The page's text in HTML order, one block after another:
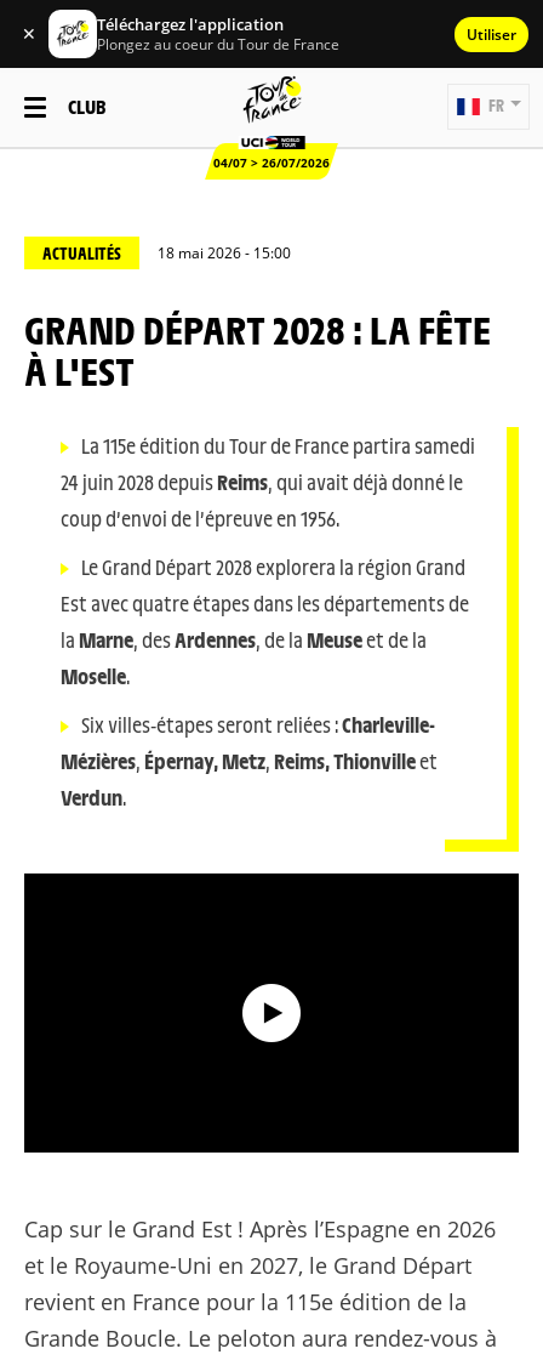
✕ Téléchargez l'application
Plongez au coeur du Tour de France Utiliser
CLUB
04/07 > 26/07/2026
FR
ACTUALITÉS 18 mai 2026 - 15:00
GRAND DÉPART 2028 : LA FÊTE
À L'EST
La 115e édition du Tour de France partira samedi
24 juin 2028 depuisReims, qui avait déjà donné le
coup d’envoi de l’épreuve en 1956.
Le Grand Départ 2028 explorera la région Grand
Est avec quatre étapes dans les départements de
la Marne, desArdennes, de la Meuseet de la
Moselle.
Six villes-étapes seront reliées :Charleville-
Mézières, Épernay, Metz, Reims, Thionvilleet
Verdun.
Cap sur le Grand Est ! Après l’Espagne en 2026
et le Royaume-Uni en 2027, le Grand Départ
revient en France pour la 115e édition de la
Grande Boucle. Le peloton aura rendez-vous à